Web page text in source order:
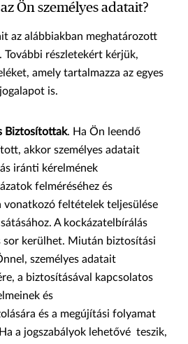
Ön személyes adatait?
az alábbiakban meghatározott
részletekért kérjük,
amely tartalmazza az egyes
is.
Biztosítottak. Ha Ön leendő
akkor személyes adatait
iránti kérelmének
felméréséhez és
vonatkozó feltételek teljesülése
A kockázatelbírálás
sor kerülhet. Miután biztosítási
személyes adatait
a biztosításával kapcsolatos
és
és a megújítási folyamat
a jogszabályok lehetővé teszik,